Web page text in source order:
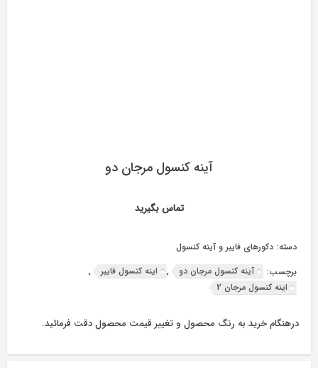
آینه کنسول مرجان دو
تماس بگیرید
دسته: دکورهای فایبر و آینه کنسول
برچسب:
آینه کنسول مرجان دو , اینه کنسول فایبر
,
اینه کنسول مرجان 2
درهنگام خرید به رنگ محصول و تغییر قیمت محصول دقت فرمائید.